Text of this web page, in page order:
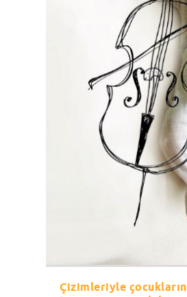
Çizimleriyle